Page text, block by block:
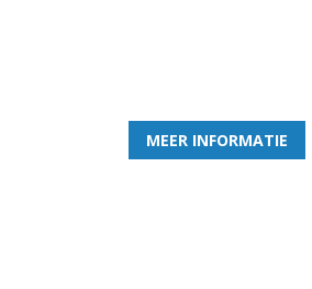
MEER INFORMATIE